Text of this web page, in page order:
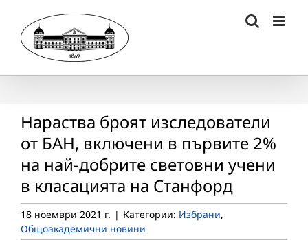
content
Нараства броят изследователи
от БАН, включени в първите 2%
на най-добрите световни учени
в класацията на Станфорд
18 ноември 2021 г. | Категории: Избрани,
Общоакадемични новини